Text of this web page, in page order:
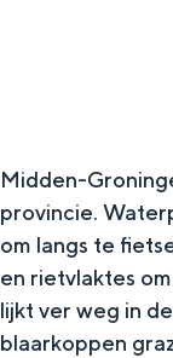
a
a
r
t
t
i
p
s
R
o
g
e
Midden-
provincie.
om langs te
en rietvlaktes
lijkt ver weg in
blaarkoppen